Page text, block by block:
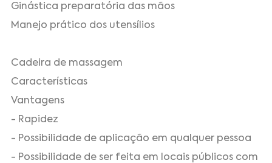
Ginástica preparatória das mãos
Manejo prático dos utensílios
Cadeira de massagem
Características
Vantagens
- Rapidez
- Possibilidade de aplicação em qualquer pessoa
- Possibilidade de ser feita em locais públicos com